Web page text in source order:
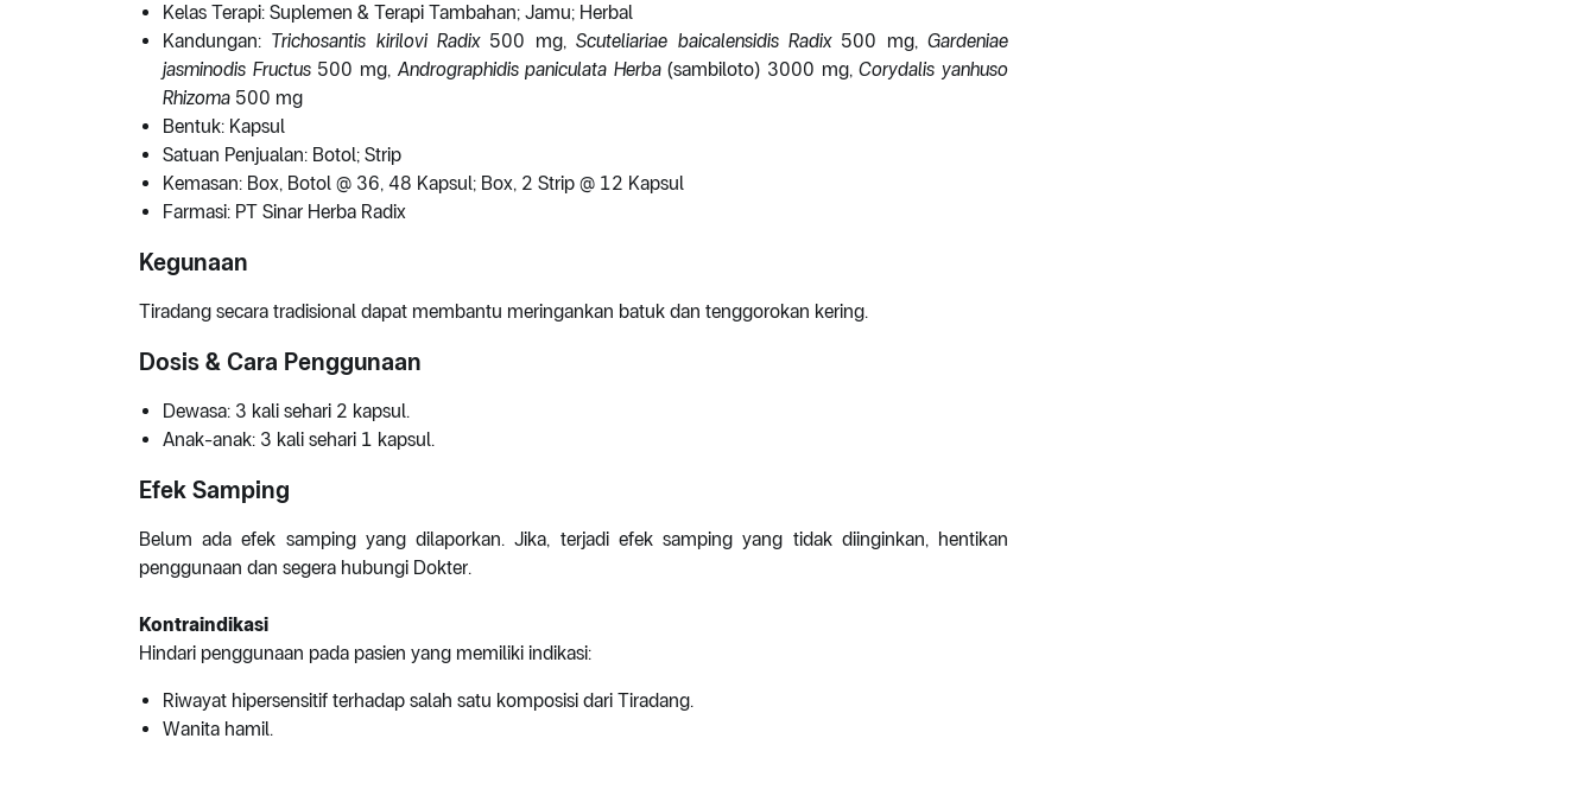
Kelas Terapi: Suplemen & Terapi Tambahan; Jamu; Herbal
Kandungan: Trichosantis kirilovi Radix500 mg,Scuteliariae baicalensidis Radix500 mg,Gardeniae
jasminodis Fructus500 mg, Andrographidis paniculata Herba(sambiloto) 3000 mg,Corydalis yanhuso
Rhizoma 500 mg
Bentuk: Kapsul
Satuan Penjualan: Botol; Strip
Kemasan: Box, Botol @ 36, 48 Kapsul; Box, 2 Strip @ 12 Kapsul
Farmasi: PT Sinar Herba Radix
Kegunaan
Tiradang secara tradisional dapat membantu meringankan batuk dan tenggorokan kering.
Dosis & Cara Penggunaan
Dewasa: 3 kali sehari 2 kapsul.
Anak-anak: 3 kali sehari 1 kapsul.
Efek Samping
Belum ada efek samping yang dilaporkan. Jika, terjadi efek samping yang tidak diinginkan, hentikan
penggunaan dan segera hubungi Dokter.
Kontraindikasi
Hindari penggunaan pada pasien yang memiliki indikasi:
Riwayat hipersensitif terhadap salah satu komposisi dari Tiradang.
Wanita hamil.